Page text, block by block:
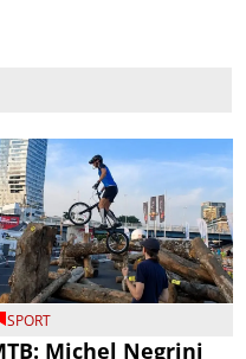
SPORT
Michel Negrini